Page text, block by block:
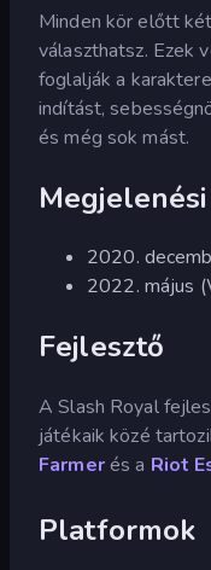
Minden kör előtt
választhatsz. Ezek
foglalják a
indítást,
és még sok mást.
2020.
2022. május
Fejlesztő
A Slash Royal
játékaik közé
Farmerés a Riot
Platformok